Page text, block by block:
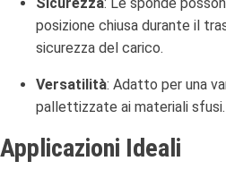
posizione chiusa durante il
sicurezza del carico.
Versatilità: Adatto per una
pallettizzate ai materiali sfusi.
Applicazioni Ideali